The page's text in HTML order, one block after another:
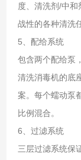
度、清洗剂/中
战性的各种清洗
5、配给系统
包含两个配给泵
清洗消毒机的底
案。每个蠕动泵
比例混合。
6、过滤系统
三层过滤系统保